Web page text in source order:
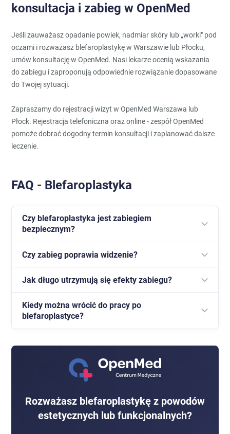
konsultacja i zabieg w OpenMed
Jeśli zauważasz opadanie powiek, nadmiar skóry lub „worki" pod
oczami i rozważasz blefaroplastykę w Warszawie lub Płocku,
umów konsultację w OpenMed. Nasi lekarze ocenią wskazania
do zabiegu i zaproponują odpowiednie rozwiązanie dopasowane
do Twojej sytuacji.
Zapraszamy do rejestracji wizyt w OpenMed Warszawa lub
Płock. Rejestracja telefoniczna oraz online - zespół OpenMed
pomoże dobrać dogodny termin konsultacji i zaplanować dalsze
leczenie.
FAQ - Blefaroplastyka
Czy blefaroplastyka jest zabiegiem
bezpiecznym?
Jest to standardowa procedura chirurgiczna. Ryzyko
powikłań jest niewielkie, a wszystkie kwestie
bezpieczeństwa omawiamy podczas konsultacji.
Czy zabieg poprawia widzenie?
Tak, w przypadku nadmiaru skóry powiek górnych
blefaroplastyka może poprawić pole widzenia.
Jak długo utrzymują się efekty zabiegu?
Efekty są długotrwałe, często utrzymują się przez
wiele lat, choć naturalne procesy starzenia nadal
Kiedy można wrócić do pracy po
blefaroplastyce?
indywidualnego przebiegu gojenia.
Rozważasz blefaroplastykę z powodów
estetycznych lub funkcjonalnych?